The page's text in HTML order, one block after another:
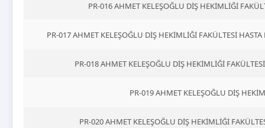
PR-016 AHMET KELEŞOĞLU DİŞ HEKİMLİĞİ
PR-017 AHMET KELEŞOĞLU DİŞ HEKİMLİĞİ FAKÜLTESİ
PR-018 AHMET KELEŞOĞLU DİŞ HEKİMLİĞİ
PR-019 AHMET KELEŞOĞLU DİŞ
PR-020 AHMET KELEŞOĞLU DİŞ HEKİMLİĞİ